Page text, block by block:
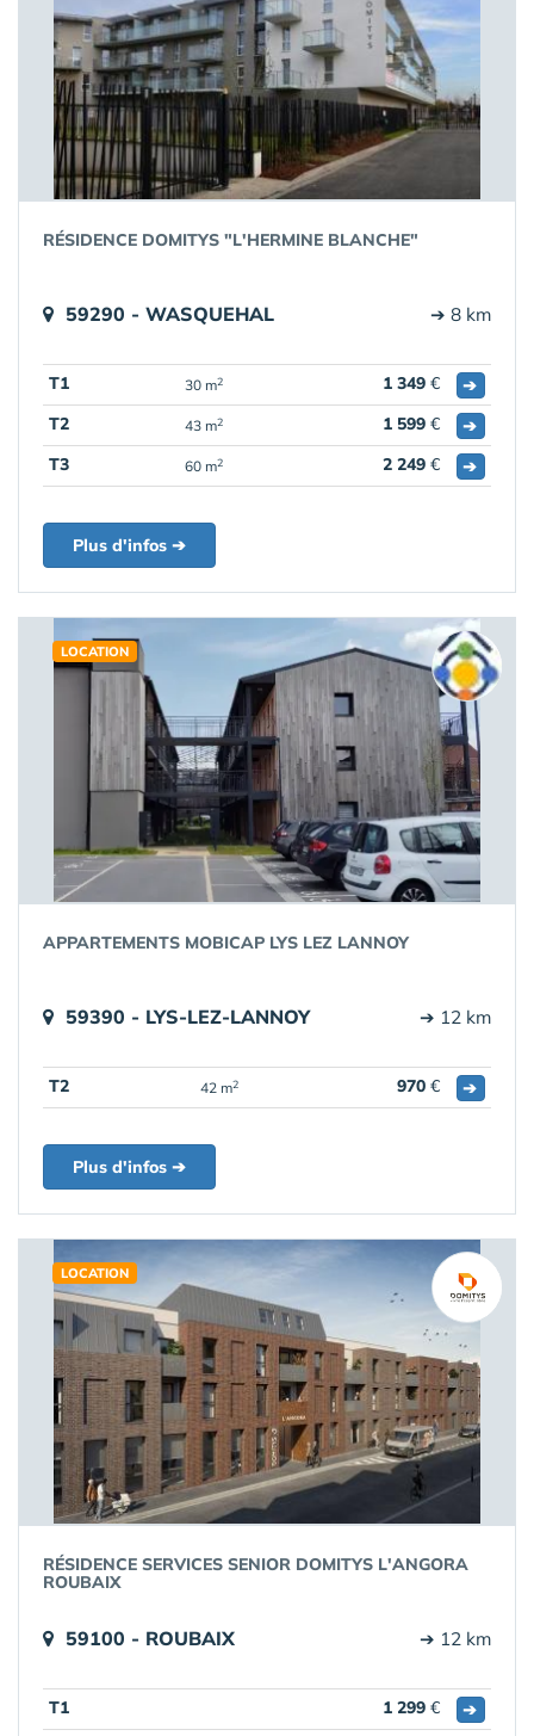
RÉSIDENCE DOMITYS "L'HERMINE BLANCHE"
59290 - WASQUEHAL ➔ 8 km
T1 30 m2 1 349 €
➔
T2
43 m2 1 599 €
➔
T3
60 m2 2 249 € ➔
Plus d'infos ➔
LOCATION
APPARTEMENTS MOBICAP LYS LEZ LANNOY
59390 - LYS-LEZ-LANNOY ➔ 12 km
T2 42 m2 970 € ➔
Plus d'infos ➔
LOCATION
RÉSIDENCE SERVICES SENIOR DOMITYS L'ANGORA
ROUBAIX
59100 - ROUBAIX ➔ 12 km
T1 1 299 €
➔